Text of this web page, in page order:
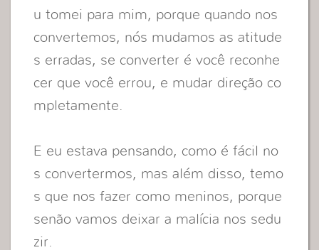
u tomei para mim, porque quando nos
convertemos, nós mudamos as atitude
s erradas, se converter é você reconhe
cer que você errou, e mudar direção co
mpletamente.
E eu estava pensando, como é fácil no
s convertermos, mas além disso, temo
s que nos fazer como meninos, porque
senão vamos deixar a malícia nos sedu
zir.